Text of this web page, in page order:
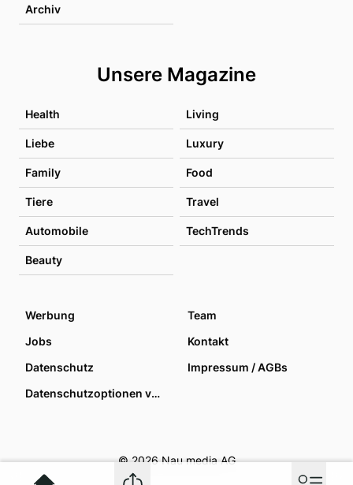
Archiv
Unsere Magazine
Health Living
Liebe Luxury
Family Food
Tiere Travel
Automobile TechTrends
Beauty
Werbung
Team
Jobs
Kontakt
Datenschutz
Impressum / AGBs
Datenschutzoptionen verwalten
© 2026 Nau media AG